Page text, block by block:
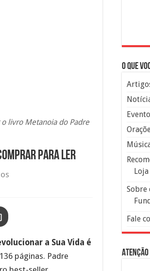
livro Metanoia do Padre
para ler
a Sua Vida é
páginas. Padre
O que
Sobre
Fale